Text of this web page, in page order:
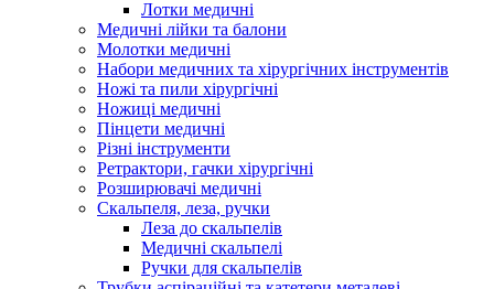
Лотки медичні
Медичні лійки та балони
Молотки медичні
Набори медичних та хірургічних інструментів
Ножі та пили хірургічні
Ножиці медичні
Пінцети медичні
Різні інструменти
Ретрактори, гачки хірургічні
Розширювачі медичні
Скальпеля, леза, ручки
Леза до скальпелів
Медичні скальпелі
Ручки для скальпелів